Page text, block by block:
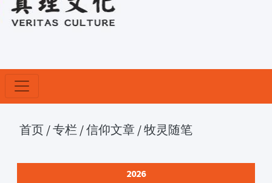
首页 /专栏 /信仰文章 /牧灵随笔
2026